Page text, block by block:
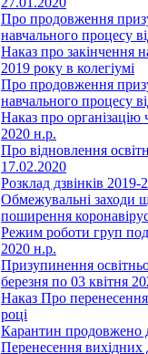
Про продовження
навчального процесу
Наказ про закінчення
2019 року в колегіумі
Про продовження
навчального процесу
Наказ про організацію
2020 н.р.
Про відновлення
17.02.2020
Розклад дзвінків 2019-
Обмежувальні заходи
поширення
Режим роботи груп
2020 н.р.
Призупинення
березня по 03 квітня
Наказ Про
році
Карантин продовжено
Перенесення вихідних